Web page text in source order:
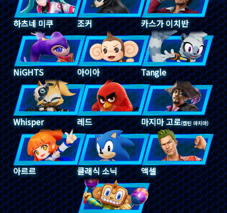
하츠네 미쿠 조커 카스가 이치반
NiGHTS 아이아 Tangle
Whisper 레드 마지마 고로(캡틴 마지마)
아르르 클래식 소닉 액셀